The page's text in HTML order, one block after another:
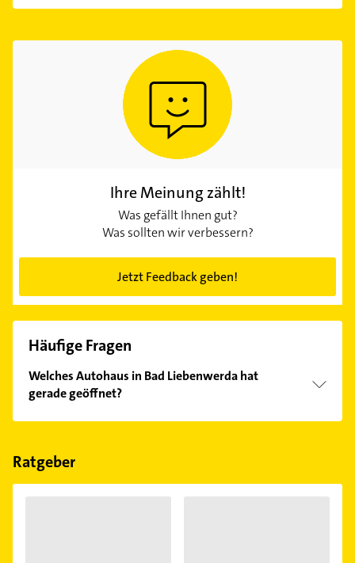
Ihre Meinung zählt!
Was gefällt Ihnen gut?
Was sollten wir verbessern?
Jetzt Feedback geben!
Häufige Fragen
Welches Autohaus in Bad Liebenwerda hat
gerade geöffnet?
Im Anbieter-Bereich finden Sie alleÖffnungszeiten.
Feiertagen abweichen können.
Ratgeber